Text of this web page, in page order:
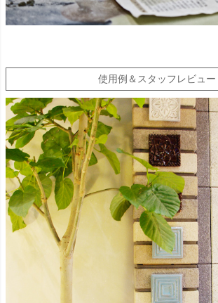
使用例＆スタッフレビュー